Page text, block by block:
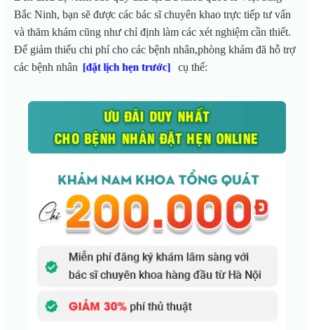
Bắc Ninh, bạn sẽ được các bác sĩ chuyên khao trực tiếp tư vấn
và thăm khám cũng như chỉ định làm các xét nghiệm cần thiết.
Để giảm thiểu chi phí cho các bệnh nhân,phòng khám đã hỗ trợ
các bệnh nhân [đặt lịch hẹn trước] cụ thể: